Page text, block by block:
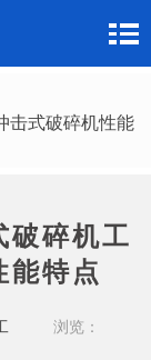
击式破碎机性能
破碎机工
能特点
浏览：